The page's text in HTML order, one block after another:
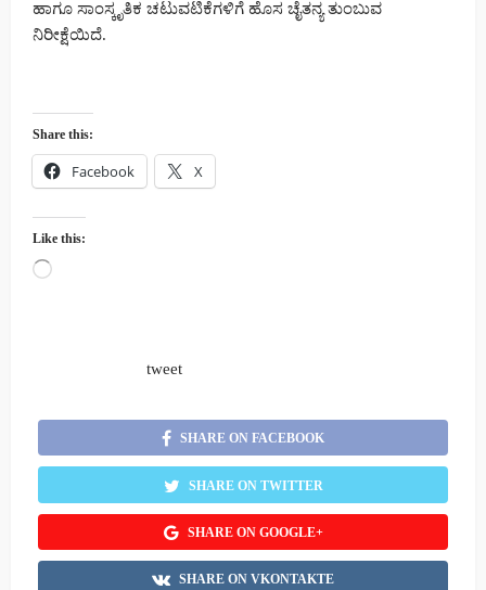
ಹಾಗೂ ಸಾಂಸ್ಕೃತಿಕ ಚಟುವಟಿಕೆಗಳಿಗೆ ಹೊಸ ಚೈತನ್ಯ ತುಂಬುವ
ನಿರೀಕ್ಷೆಯಿದೆ.
Share this:
Facebook X
Like this:
Loading…
tweet
SHARE ON FACEBOOK
SHARE ON TWITTER
SHARE ON GOOGLE+
SHARE ON VKONTAKTE